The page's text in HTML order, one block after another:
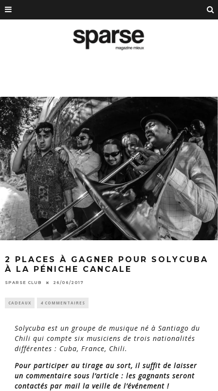
2 PLACES À GAGNER POUR SOLYCUBA
À LA PÉNICHE CANCALE
SPARSE CLUB 26/06/2017
CADEAUX 4 COMMENTAIRES
Solycuba est un groupe de musique né à Santiago du
Chili qui compte six musiciens de trois nationalités
différentes : Cuba, France, Chili.
Pour participer au tirage au sort, il suffit de laisser
un commentaire sous l’article : les gagnants seront
contactés par mail la veille de l’événement !